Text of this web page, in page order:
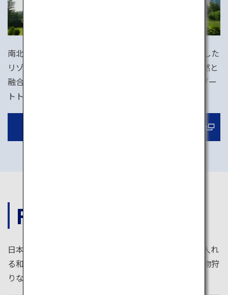
南北にのびる日本のリゾートは多種多様。趣向を凝らした
リゾートホテルもたくさんあります。ビーチや山の自然と
融合し、アクティビティも豊富です。（写真は星野リゾー
トトマム）
FOOD
日本の食はバラエティ豊か。高級店だけでなく気軽に入れ
る和食レストランや、地元の人と交流できる朝市、果物狩
りなど、スタイルはあなた次第です。